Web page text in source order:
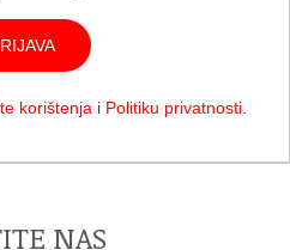
korištenja i Politiku privatnosti.
NAS